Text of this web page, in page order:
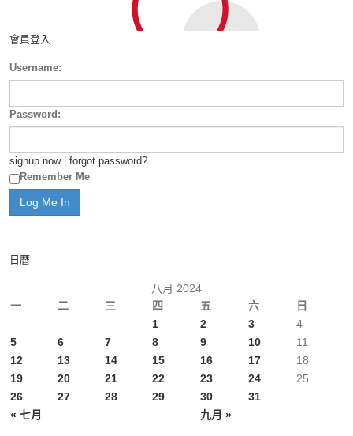
會員登入
Username:
Password:
signup now| forgot password?
Remember Me
日曆
八月 2024
一
二 三 四 五 六 日
« 七月 九月 »
1 2 3
4
5
6 7 8 9 10
11
12
13 14 15 16 17
18
19
20 21 22 23 24
25
26
27 28 29 30 31